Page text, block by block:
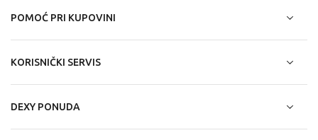
POMOĆ PRI KUPOVINI
KORISNIČKI SERVIS
DEXY PONUDA